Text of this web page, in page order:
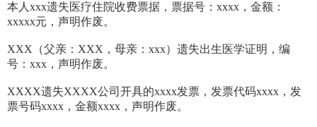
本人xxx遗失医疗住院收费票据，票据号：xxxx，金额：
xxxxx元，声明作废。
XXX（父亲：XXX，母亲：xxx）遗失出生医学证明，编
号：xxx，声明作废。
XXXX遗失XXXX公司开具的xxxx发票，发票代码xxxx，发
票号码xxxx，金额xxxx，声明作废。